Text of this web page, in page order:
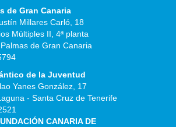
de Gran Canaria
Millares Carló, 18
Múltiples II, 4ª planta
de Gran Canaria
de la Juventud
Yanes González, 17
- Santa Cruz de Tenerife
CANARIA DE